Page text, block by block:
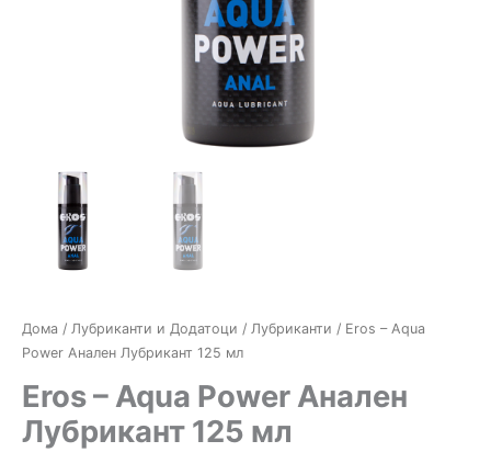
Дома / Лубриканти и Додатоци / Лубриканти / Eros – Aqua
Power Анален Лубрикант 125 мл
Eros – Aqua Power Анален
Лубрикант 125 мл